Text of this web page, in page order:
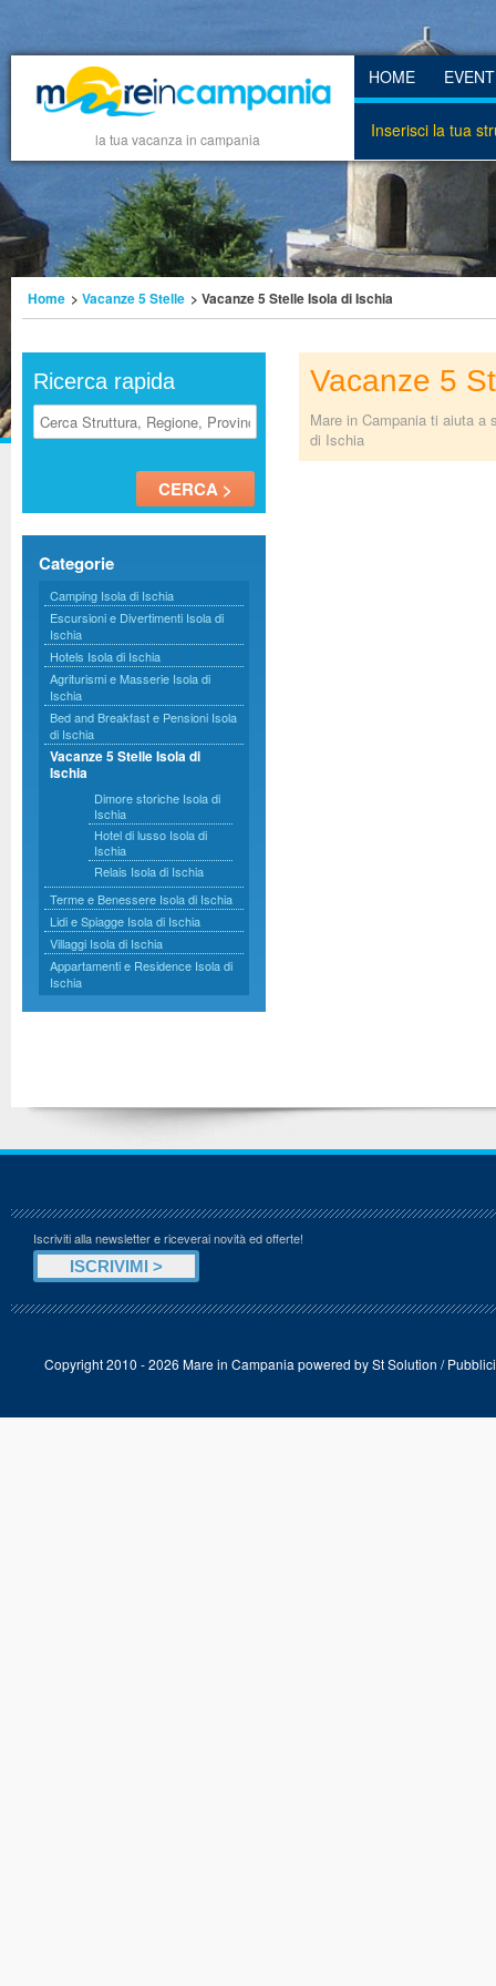
la tua vacanza in campania
HOME
Inserisci la tua
Home > Vacanze 5 Stelle > Vacanze 5 Stelle Isola di Ischia
Ricerca rapida
Categorie
Camping Isola di Ischia
Escursioni e Divertimenti Isola di
Ischia
Hotels Isola di Ischia
Agriturismi e Masserie Isola di
Ischia
Bed and Breakfast e Pensioni Isola
di Ischia
Vacanze 5 Stelle Isola di
Ischia
Dimore storiche Isola di
Ischia
Hotel di lusso Isola di
Ischia
Relais Isola di Ischia
Terme e Benessere Isola di Ischia
Lidi e Spiagge Isola di Ischia
Villaggi Isola di Ischia
Appartamenti e Residence Isola di
Ischia
Vacanze 5
Mare in Campania ti aiuta a
di Ischia
Iscriviti alla newsletter e riceverai novità ed offerte!
Copyright 2010 - 2026 Mare in Campania powered bySt Solution /